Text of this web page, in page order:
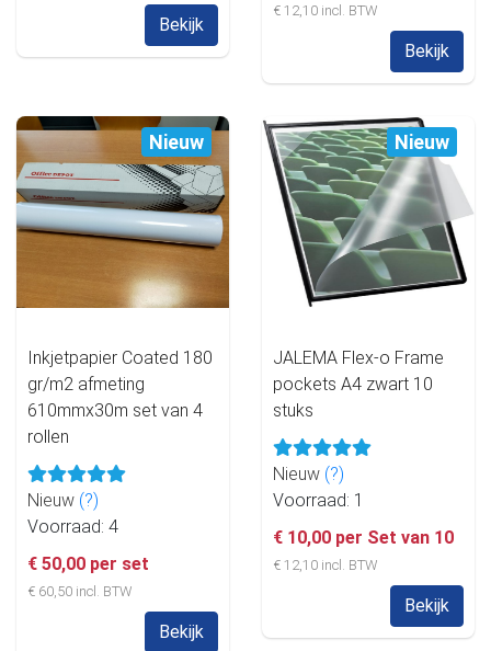
Bekijk
€ 12,10 incl. BTW
Bekijk
Nieuw
Inkjetpapier Coated 180
gr/m2 afmeting
610mmx30m set van 4
rollen
Nieuw (?)
Voorraad: 4
€ 50,00 per set
€ 60,50 incl. BTW
Bekijk
Nieuw
JALEMA Flex-o Frame
pockets A4 zwart 10
stuks
Nieuw (?)
Voorraad: 1
€ 10,00 per Set van 10
€ 12,10 incl. BTW
Bekijk